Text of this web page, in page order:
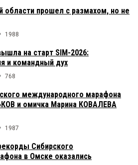
области прошел с размахом, но не
1988
на старт SIM-2026:
и командный дух
768
международного марафона
и омичка Марина КОВАЛЕВА
1987
Сибирского
в Омске оказались